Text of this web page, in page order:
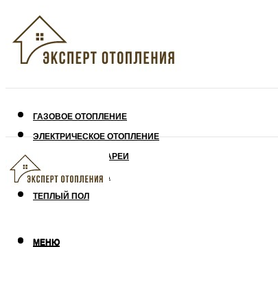
ГАЗОВОЕ ОТОПЛЕНИЕ
ЭЛЕКТРИЧЕСКОЕ ОТОПЛЕНИЕ
СОЛНЕЧНЫЕ БАТАРЕИ
УТЕПЛЕНИЕ ДОМА
ТЕПЛЫЙ ПОЛ
МЕНЮ
МЕНЮ